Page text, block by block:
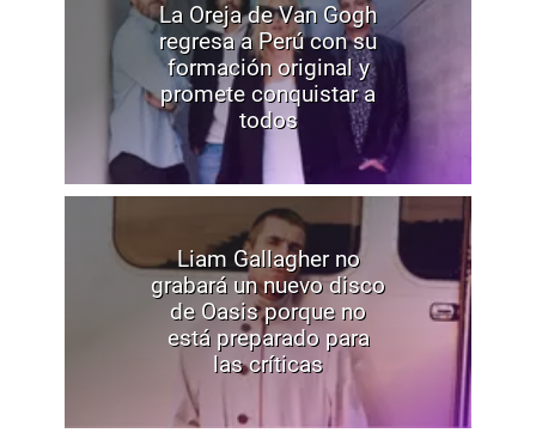
La Oreja de Van Gogh
regresa a Perú con su
formación original y
promete conquistar a
todos
Liam Gallagher no
grabará un nuevo disco
de Oasis porque no
está preparado para
las críticas